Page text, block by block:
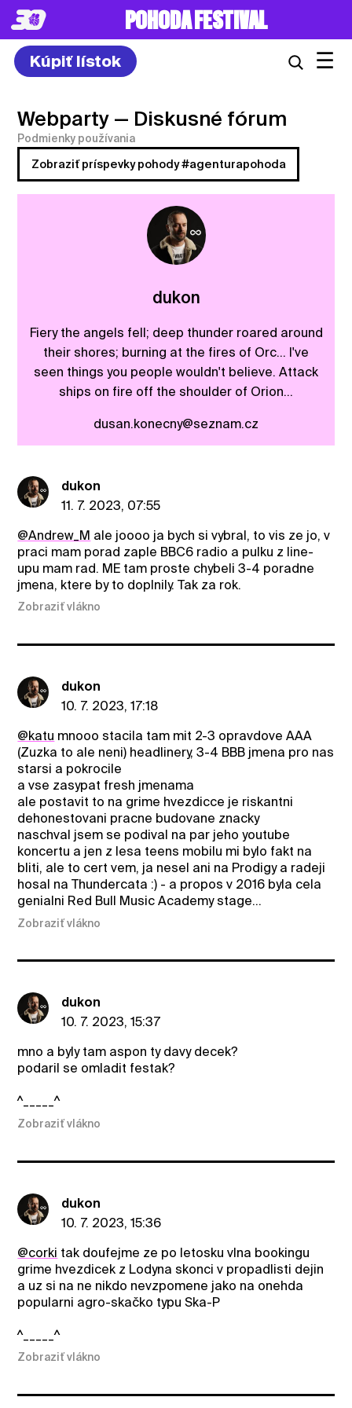
POHODA FESTIVAL
Kúpiť lístok ☰
Webparty — Diskusné fórum
Podmienky používania
Zobraziť príspevky pohody #agenturapohoda
dukon
Fiery the angels fell; deep thunder roared around
their shores; burning at the fires of Orc... I've
seen things you people wouldn't believe. Attack
ships on fire off the shoulder of Orion...
dusan.konecny@seznam.cz
dukon
11. 7. 2023, 07:55
@Andrew_M ale joooo ja bych si vybral, to vis ze jo, v
praci mam porad zaple BBC6 radio a pulku z line-
upu mam rad. ME tam proste chybeli 3-4 poradne
jmena, ktere by to doplnily. Tak za rok.
Zobraziť vlákno
dukon
10. 7. 2023, 17:18
@katu mnooo stacila tam mit 2-3 opravdove AAA
(Zuzka to ale neni) headlinery, 3-4 BBB jmena pro nas
starsi a pokrocile
a vse zasypat fresh jmenama
ale postavit to na grime hvezdicce je riskantni
dehonestovani pracne budovane znacky
naschval jsem se podival na par jeho youtube
koncertu a jen z lesa teens mobilu mi bylo fakt na
bliti, ale to cert vem, ja nesel ani na Prodigy a radeji
hosal na Thundercata :) - a propos v 2016 byla cela
genialni Red Bull Music Academy stage...
Zobraziť vlákno
dukon
10. 7. 2023, 15:37
mno a byly tam aspon ty davy decek?
podaril se omladit festak?
^_____^
Zobraziť vlákno
dukon
10. 7. 2023, 15:36
@corki tak doufejme ze po letosku vlna bookingu
grime hvezdicek z Lodyna skonci v propadlisti dejin
a uz si na ne nikdo nevzpomene jako na onehda
popularni agro-skačko typu Ska-P
^_____^
Zobraziť vlákno